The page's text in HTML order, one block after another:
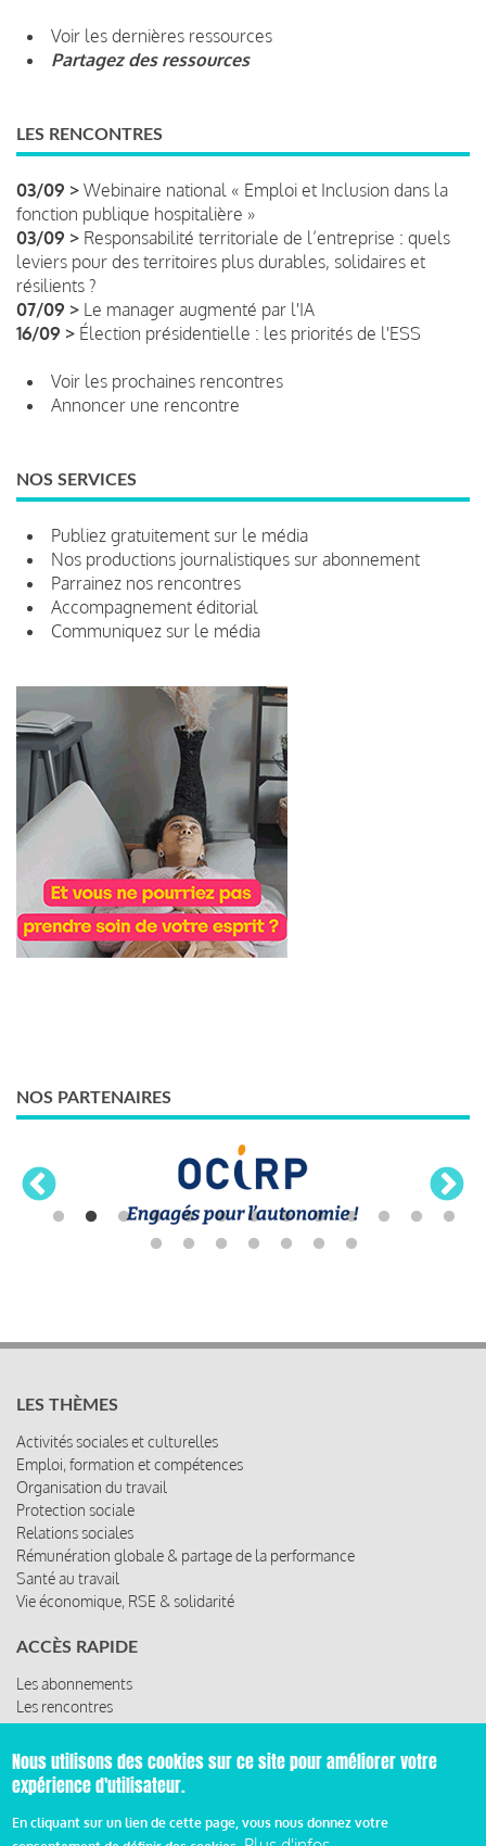
Voir les dernières ressources
Partagez des ressources
LES RENCONTRES
03/09 > Webinaire national « Emploi et Inclusion dans la
fonction publique hospitalière »
03/09 > Responsabilité territoriale de l’entreprise : quels
leviers pour des territoires plus durables, solidaires et
résilients ?
07/09 > Le manager augmenté par l'IA
16/09 > Élection présidentielle : les priorités de l'ESS
Voir les prochaines rencontres
Annoncer une rencontre
NOS SERVICES
Publiez gratuitement sur le média
Nos productions journalistiques sur abonnement
Parrainez nos rencontres
Accompagnement éditorial
Communiquez sur le média
NOS PARTENAIRES
LES THÈMES
Activités sociales et culturelles
Emploi, formation et compétences
Organisation du travail
Protection sociale
Relations sociales
Rémunération globale & partage de la performance
Santé au travail
Vie économique, RSE & solidarité
ACCÈS RAPIDE
Les abonnements
Les rencontres
Les ressources
© 2019 Miroir Social - Réalisé parCafffeine
Nous utilisons des cookies sur ce site pour améliorer votre
expérience d'utilisateur.
En cliquant sur un lien de cette page, vous nous donnez votre